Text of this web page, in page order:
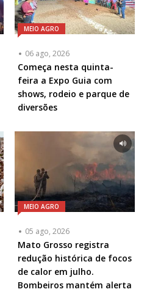
MEIO AGRO
06 ago, 2026
Começa nesta quinta-
feira a Expo Guia com
shows, rodeio e parque de
diversões
MEIO AGRO
05 ago, 2026
Mato Grosso registra
redução histórica de focos
de calor em julho.
Bombeiros mantém alerta